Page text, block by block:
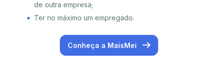
de outra empresa;
Ter no máximo um empregado.
Conheça a MaisMei